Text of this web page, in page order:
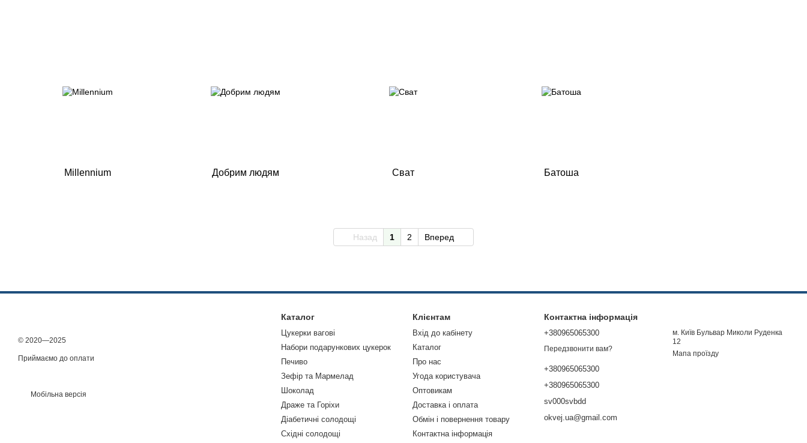
Millennium Добрим людям Сват Батоша
Назад 1 2 Вперед
© 2020—2025
Приймаємо до оплати
Мобільна версія
Каталог
Цукерки вагові
Набори подарункових цукерок
Печиво
Зефір та Мармелад
Шоколад
Драже та Горіхи
Діабетичні солодощі
Східні солодощі
Клієнтам
Вхід до кабінету
Каталог
Про нас
Угода користувача
Оптовикам
Доставка і оплата
Обмін і повернення товару
Контактна інформація
Контактна інформація
+380965065300
Передзвонити вам?
+380965065300
+380965065300
sv000svbdd
okvej.ua@gmail.com
м. Київ Бульвар Миколи Руденка
12
Мапа проїзду